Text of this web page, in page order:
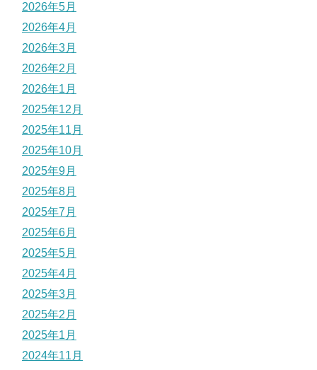
2026年5月
2026年4月
2026年3月
2026年2月
2026年1月
2025年12月
2025年11月
2025年10月
2025年9月
2025年8月
2025年7月
2025年6月
2025年5月
2025年4月
2025年3月
2025年2月
2025年1月
2024年11月